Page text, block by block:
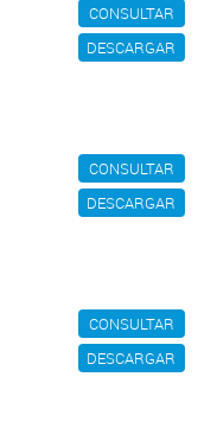
CONSULTAR
DESCARGAR
CONSULTAR
DESCARGAR
CONSULTAR
DESCARGAR